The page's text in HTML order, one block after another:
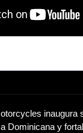
inaugura
Dominicana y